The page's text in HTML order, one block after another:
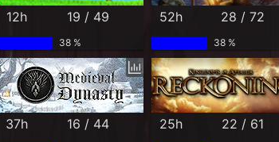
12h 19 / 49
38 %
52h 28 / 72
38 %
37h 16 / 44 25h 22 / 61